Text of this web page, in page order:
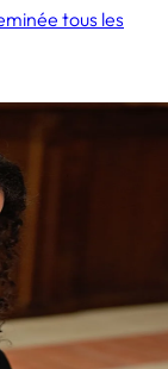
tous les